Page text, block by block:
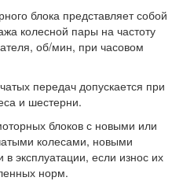
блока представляет собой
колесной пары на частоту
об/мин, при часовом
передач допускается при
и шестерни.
блоков с новыми или
колесами, новыми
эксплуатации, если износ их
норм.